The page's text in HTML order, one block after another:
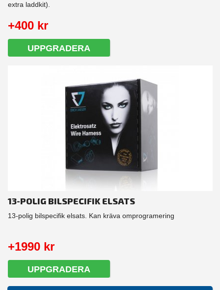
extra laddkit).
+400 kr
UPPGRADERA
13-POLIG BILSPECIFIK ELSATS
13-polig bilspecifik elsats. Kan kräva omprogramering
+1990 kr
UPPGRADERA